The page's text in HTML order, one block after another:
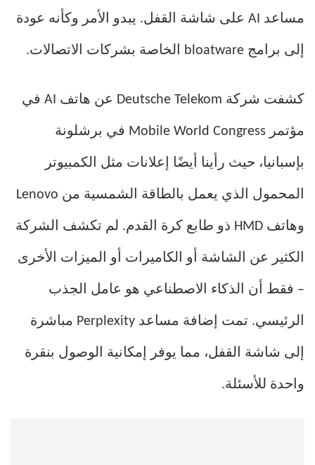
مساعد AI على شاشة القفل. يبدو الأمر وكأنه عودة
إلى برامج bloatware الخاصة بشركات الاتصالات.
كشفت شركة Deutsche Telekom عن هاتف AI في
مؤتمر Mobile World Congress في برشلونة
بإسبانيا، حيث رأينا أيضًا إعلانات مثل الكمبيوتر
المحمول الذي يعمل بالطاقة الشمسية من Lenovo
وهاتف HMD ذو طابع كرة القدم. لم تكشف الشركة
الكثير عن الشاشة أو الكاميرات أو الميزات الأخرى
– فقط أن الذكاء الاصطناعي هو عامل الجذب
الرئيسي. تمت إضافة مساعد Perplexity مباشرة
إلى شاشة القفل، مما يوفر إمكانية الوصول بنقرة
واحدة للأسئلة.